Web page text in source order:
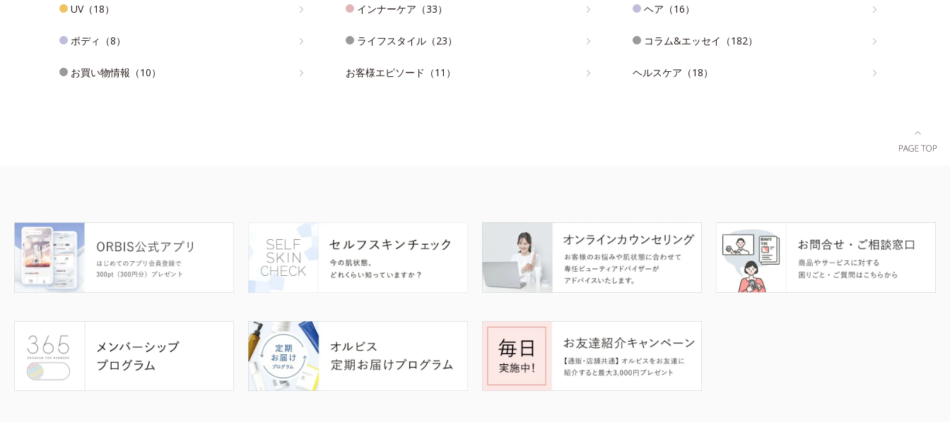
UV（18） インナーケア（33） ヘア（16）
ボディ（8） ライフスタイル（23） コラム&エッセイ（182）
お買い物情報（10） お客様エピソード（11） ヘルスケア（18）